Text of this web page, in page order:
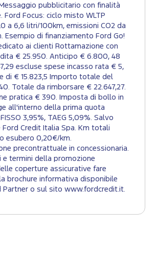
pubblicitario con finalità
Ford Focus: ciclo misto WLTP
a 6,6 litri/100km, emissioni CO2 da
Esempio di finanziamento Ford Go!
ai clienti Rottamazione con
€ 25.950. Anticipo € 6.800, 48
escluse spese incasso rata € 5,
di € 15.823,5 Importo totale del
Totale da rimborsare € 22.647,27.
pratica € 390. Imposta di bollo in
all'interno della prima quota
3,95%, TAEG 5,09%. Salvo
Credit Italia Spa. Km totali
esubero 0,20€/km.
precontrattuale in concessionaria.
e termini della promozione
coperture assicurative fare
brochure informativa disponibile
Partner o sul sito www.fordcredit.it.